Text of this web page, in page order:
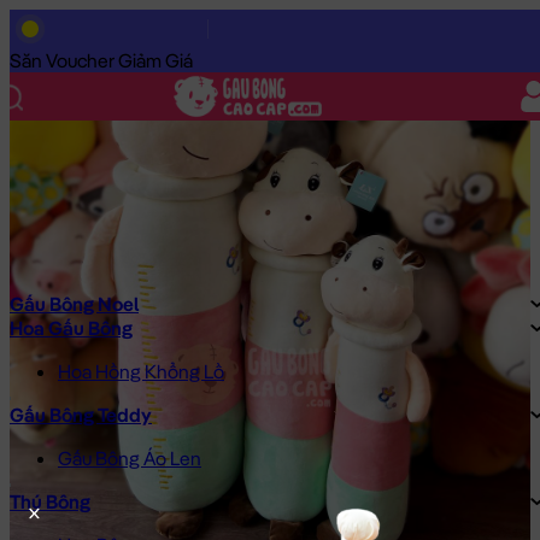
Săn Voucher Giảm Giá
Gấu Bông Noel
Hoa Gấu Bông
Hoa Hồng Khổng Lồ
Gấu Bông Teddy
Gấu Bông Áo Len
Thú Bông
Trang Chủ